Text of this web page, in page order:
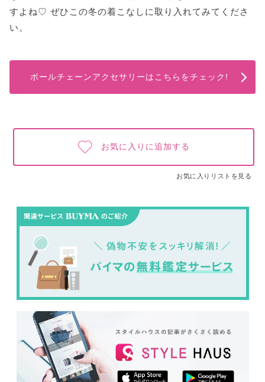
すよね♡ ぜひこの冬の着こなしに取り入れてみてくださ
い。
ボールチェーンアクセサリーはこちらをチェック!
お気に入りに追加する
お気に入りリストを見る